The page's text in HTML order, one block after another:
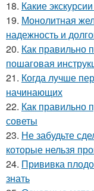
18. Какие
19. Монолитная
надежность и
20. Как правильно
пошаговая
21. Когда лучше
начинающих
22. Как правильно
советы
23. Не забудьте
которые нельзя
24. Прививка
знать